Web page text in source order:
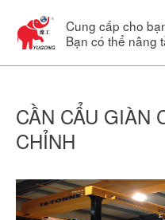
Cung cấp cho
Bạn có thể nâng
Cổng trục
Cần cẩu trên cao
Cầu trục xoay
CẦN CẨU GIÀN
CHỈNH